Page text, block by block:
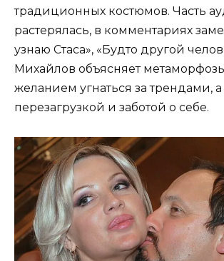
традиционных костюмов. Часть
растерялась, в комментариях
узнаю Стаса», «Будто другой
Михайлов объясняет
желанием угнаться за трендами,
перезагрузкой и заботой о себе.